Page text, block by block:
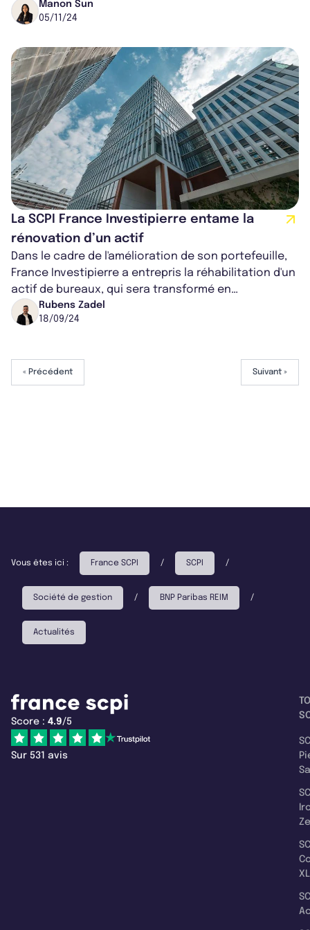
premier semestre 2024. Cet...
Manon Sun
05/11/24
La SCPI France Investipierre entame la
rénovation d’un actif
Dans le cadre de l'amélioration de son portefeuille,
France Investipierre a entrepris la réhabilitation d'un
actif de bureaux, qui sera transformé en
établissement d'enseignement s...
Rubens Zadel
18/09/24
« Précédent Suivant »
Vous êtes ici : France SCPI / SCPI /
Société de gestion / BNP Paribas REIM /
Actualités
Score : 4.9/5
Sur 531 avis
XL